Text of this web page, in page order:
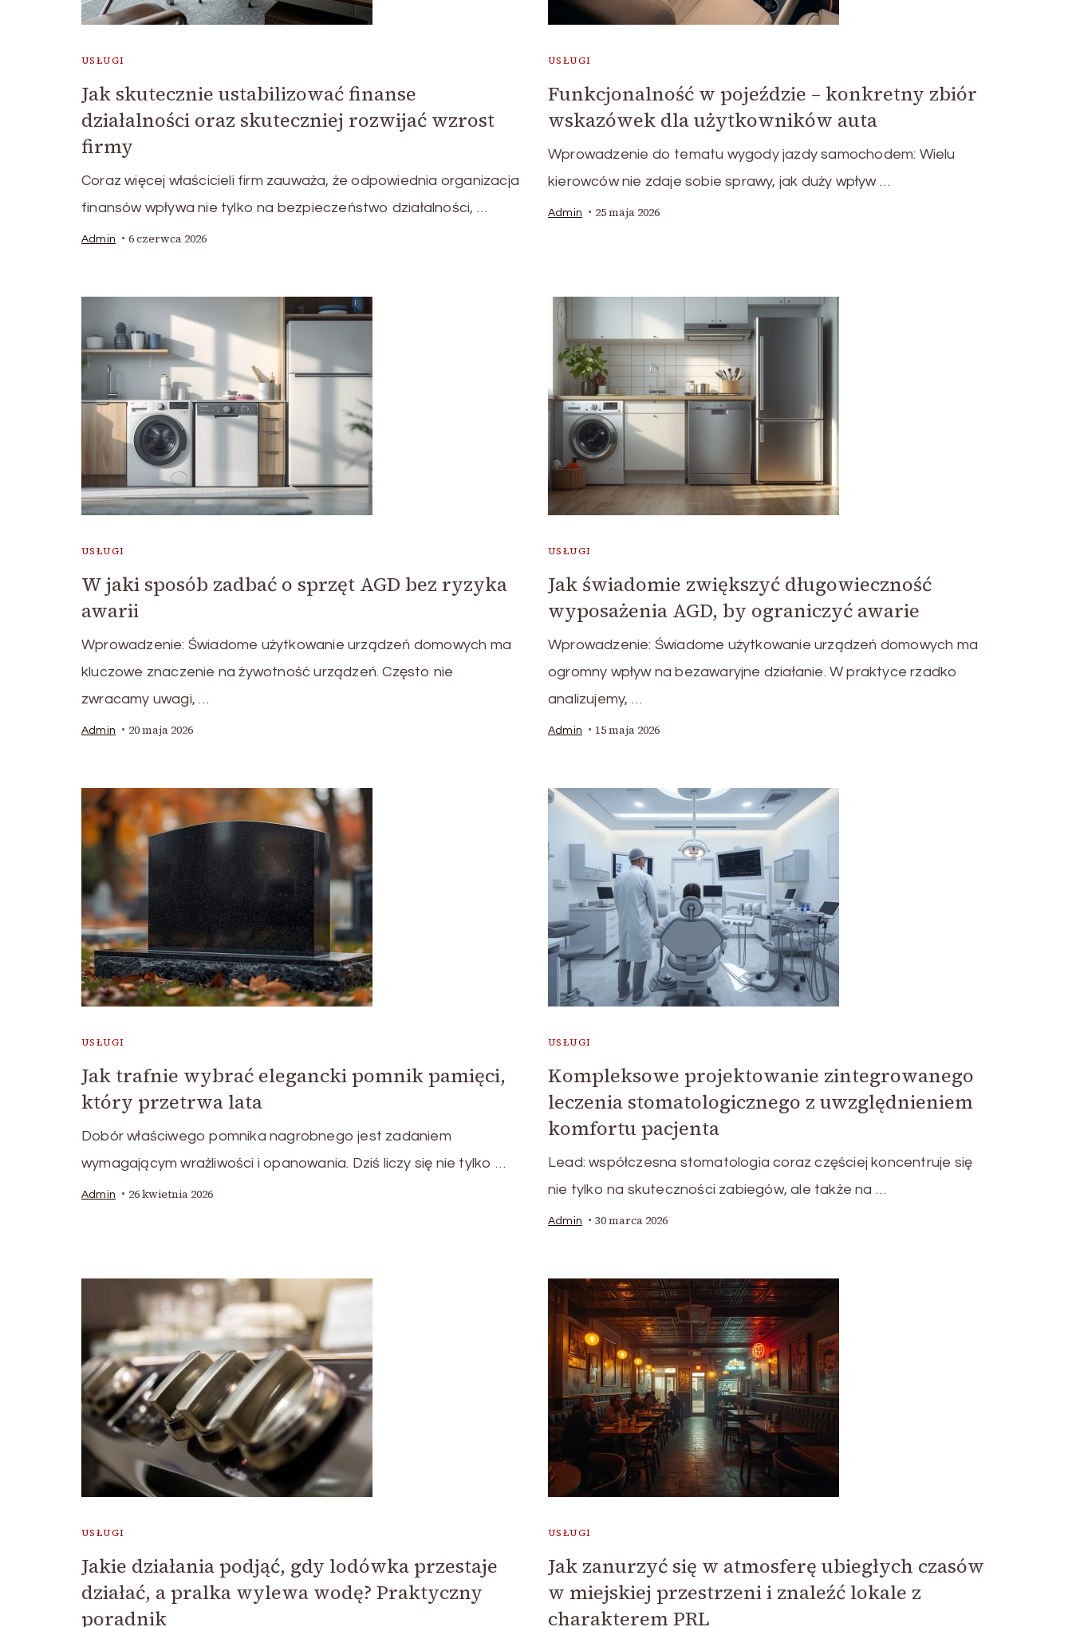
USŁUGI
Jak skutecznie ustabilizować finanse
działalności oraz skuteczniej rozwijać wzrost
firmy
Coraz więcej właścicieli firm zauważa, że odpowiednia organizacja
finansów wpływa nie tylko na bezpieczeństwo działalności, …
Admin 6 czerwca 2026
USŁUGI
Funkcjonalność w pojeździe – konkretny zbiór
wskazówek dla użytkowników auta
Wprowadzenie do tematu wygody jazdy samochodem: Wielu
kierowców nie zdaje sobie sprawy, jak duży wpływ …
Admin 25 maja 2026
USŁUGI
W jaki sposób zadbać o sprzęt AGD bez ryzyka
awarii
Wprowadzenie: Świadome użytkowanie urządzeń domowych ma
kluczowe znaczenie na żywotność urządzeń. Często nie
zwracamy uwagi, …
Admin 20 maja 2026
USŁUGI
Jak świadomie zwiększyć długowieczność
wyposażenia AGD, by ograniczyć awarie
Wprowadzenie: Świadome użytkowanie urządzeń domowych ma
ogromny wpływ na bezawaryjne działanie. W praktyce rzadko
analizujemy, …
Admin 15 maja 2026
USŁUGI
Jak trafnie wybrać elegancki pomnik pamięci,
który przetrwa lata
Dobór właściwego pomnika nagrobnego jest zadaniem
wymagającym wrażliwości i opanowania. Dziś liczy się nie tylko …
Admin 26 kwietnia 2026
USŁUGI
Kompleksowe projektowanie zintegrowanego
leczenia stomatologicznego z uwzględnieniem
komfortu pacjenta
Lead: współczesna stomatologia coraz częściej koncentruje się
nie tylko na skuteczności zabiegów, ale także na …
Admin 30 marca 2026
USŁUGI
Jakie działania podjąć, gdy lodówka przestaje
działać, a pralka wylewa wodę? Praktyczny
poradnik
USŁUGI
Jak zanurzyć się w atmosferę ubiegłych czasów
w miejskiej przestrzeni i znaleźć lokale z
charakterem PRL